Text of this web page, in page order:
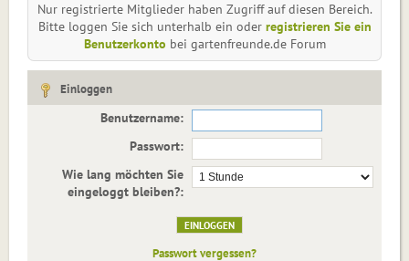
Nur registrierte Mitglieder haben Zugriff auf diesen Bereich.
Bitte loggen Sie sich unterhalb ein oder registrieren Sie ein
Benutzerkonto bei gartenfreunde.de Forum
Einloggen
Benutzername:
Passwort:
Wie lang möchten Sie
eingeloggt bleiben?:
Passwort vergessen?